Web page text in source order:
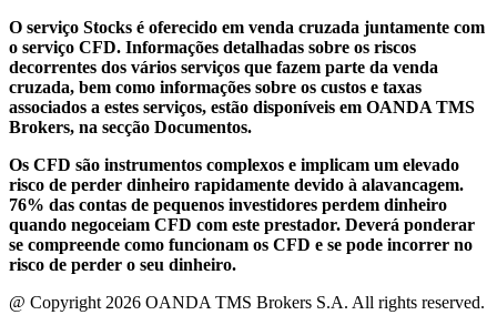
O serviço Stocks é oferecido em venda cruzada juntamente com
o serviço CFD. Informações detalhadas sobre os riscos
decorrentes dos vários serviços que fazem parte da venda
cruzada, bem como informações sobre os custos e taxas
associados a estes serviços, estão disponíveis em OANDA TMS
Brokers, na secção Documentos.
Os CFD são instrumentos complexos e implicam um elevado
risco de perder dinheiro rapidamente devido à alavancagem.
76% das contas de pequenos investidores perdem dinheiro
quando negoceiam CFD com este prestador. Deverá ponderar
se compreende como funcionam os CFD e se pode incorrer no
risco de perder o seu dinheiro.
@ Copyright 2026 OANDA TMS Brokers S.A. All rights reserved.